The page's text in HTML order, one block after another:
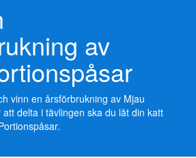
av
vinn en årsförbrukning av Mjau
delta i tävlingen ska du låt din katt